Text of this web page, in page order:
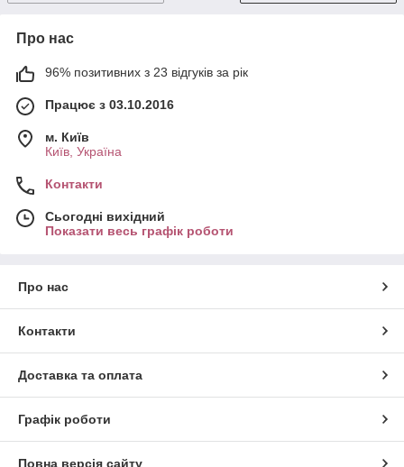
Про нас
96% позитивних з 23 відгуків за рік
Працює з 03.10.2016
м. Київ
Київ, Україна
Контакти
Сьогодні вихідний
Показати весь графік роботи
Про нас
Контакти
Доставка та оплата
Графік роботи
Повна версія сайту